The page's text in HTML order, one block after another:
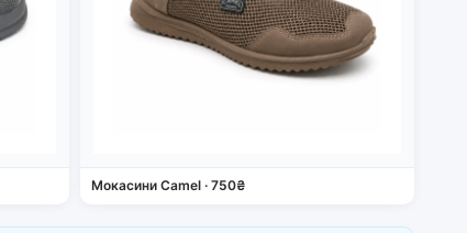
Мокасини Camel · 750₴